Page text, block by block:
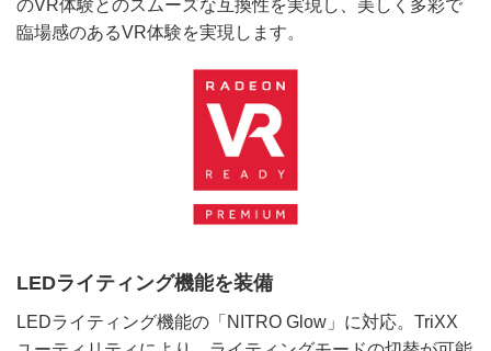
のVR体験とのスムーズな互換性を実現し、美しく多彩で
臨場感のあるVR体験を実現します。
LEDライティング機能を装備
LEDライティング機能の「NITRO Glow」に対応。TriXX